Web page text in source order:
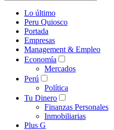
Lo último
Peru Quiosco
Portada
Empresas
Management & Empleo
Economía
Mercados
Perú
Política
Tu Dinero
Finanzas Personales
Inmobiliarias
Plus G